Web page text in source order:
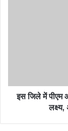
इस जिले में पीएम